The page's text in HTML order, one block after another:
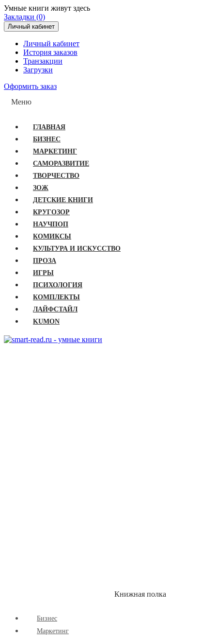
Умные книги живут здесь
Закладки (0)
Личный кабинет
Личный кабинет
История заказов
Транзакции
Загрузки
Оформить заказ
Меню
ГЛАВНАЯ
БИЗНЕС
МАРКЕТИНГ
САМОРАЗВИТИЕ
ТВОРЧЕСТВО
ЗОЖ
ДЕТСКИЕ КНИГИ
КРУГОЗОР
НАУЧПОП
КОМИКСЫ
КУЛЬТУРА И ИСКУССТВО
ПРОЗА
ИГРЫ
ПСИХОЛОГИЯ
КОМПЛЕКТЫ
ЛАЙФСТАЙЛ
KUMON
Книжная полка
Бизнес
Маркетинг